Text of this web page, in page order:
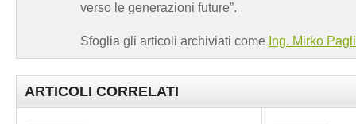
verso le generazioni future”.
Sfoglia gli articoli archiviati come Ing. Mirko
ARTICOLI CORRELATI